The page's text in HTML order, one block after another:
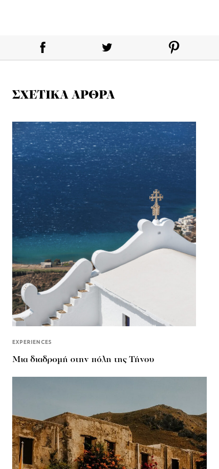
ΣΧΕΤΙΚΑ ΑΡΘΡΑ
EXPERIENCES
Μια διαδρομή στην πόλη της Τήνου